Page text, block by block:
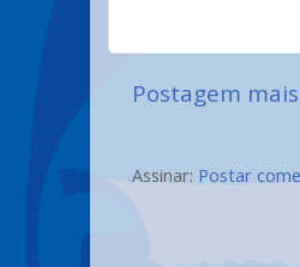
Postagem
Assinar: Postar